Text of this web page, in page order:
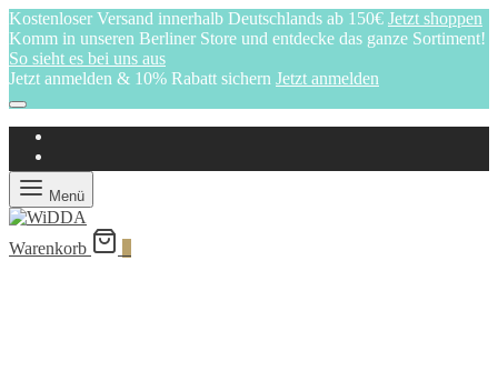
Kostenloser Versand innerhalb Deutschlands ab 150€ Jetzt shoppen
Komm in unseren Berliner Store und entdecke das ganze Sortiment!
So sieht es bei uns aus
Jetzt anmelden & 10% Rabatt sichern Jetzt anmelden
Menü
Warenkorb